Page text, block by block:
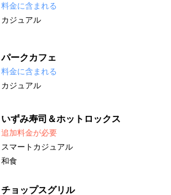
料金に含まれる
カジュアル
パークカフェ
料金に含まれる
カジュアル
いずみ寿司＆ホットロックス
追加料金が必要
スマートカジュアル
和食
チョップスグリル